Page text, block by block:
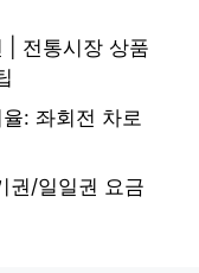
| 전통시장 상품
: 좌회전 차로
권/일일권 요금